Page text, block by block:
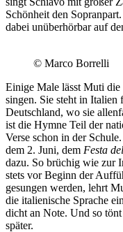
Schönheit den
dabei unüberhörbar auf
© Marco Borrelli
Einige Male lässt Muti
singen. Sie steht in Italien
Deutschland, wo sie
ist die Hymne Teil der
Verse schon in der
dem 2. Juni, dem Festa
dazu. So brüchig wie zur
stets vor Beginn der
gesungen werden, lehrt
die italienische Sprache
dicht an Note. Und so
später.